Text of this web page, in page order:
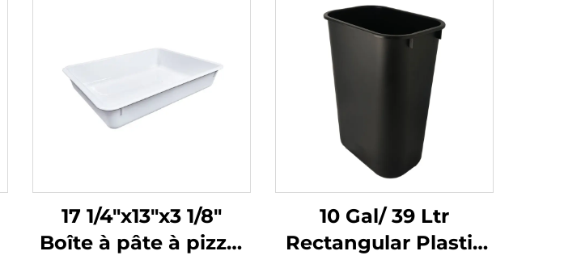
17 1/4"x13"x3 1/8"
Boîte à pâte à pizza,
10 Gal/ 39 Ltr
Rectangular Plastic